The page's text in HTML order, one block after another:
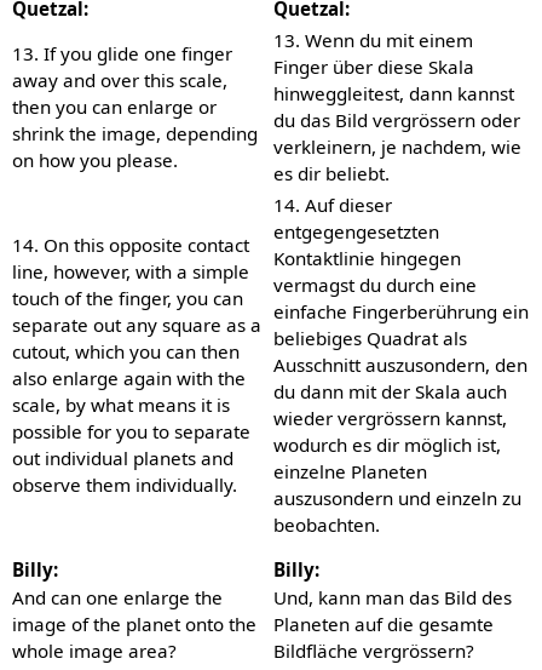
Quetzal:
Quetzal:
13. If you glide one finger
away and over this scale,
then you can enlarge or
shrink the image, depending
on how you please.
13. Wenn du mit einem
Finger über diese Skala
hinweggleitest, dann kannst
du das Bild vergrössern oder
verkleinern, je nachdem, wie
es dir beliebt.
14. On this opposite contact
line, however, with a simple
touch of the finger, you can
separate out any square as a
cutout, which you can then
also enlarge again with the
scale, by what means it is
possible for you to separate
out individual planets and
observe them individually.
14. Auf dieser
entgegengesetzten
Kontaktlinie hingegen
vermagst du durch eine
einfache Fingerberührung ein
beliebiges Quadrat als
Ausschnitt auszusondern, den
du dann mit der Skala auch
wieder vergrössern kannst,
wodurch es dir möglich ist,
einzelne Planeten
auszusondern und einzeln zu
beobachten.
Billy:
Billy:
And can one enlarge the
image of the planet onto the
whole image area?
Und, kann man das Bild des
Planeten auf die gesamte
Bildfläche vergrössern?